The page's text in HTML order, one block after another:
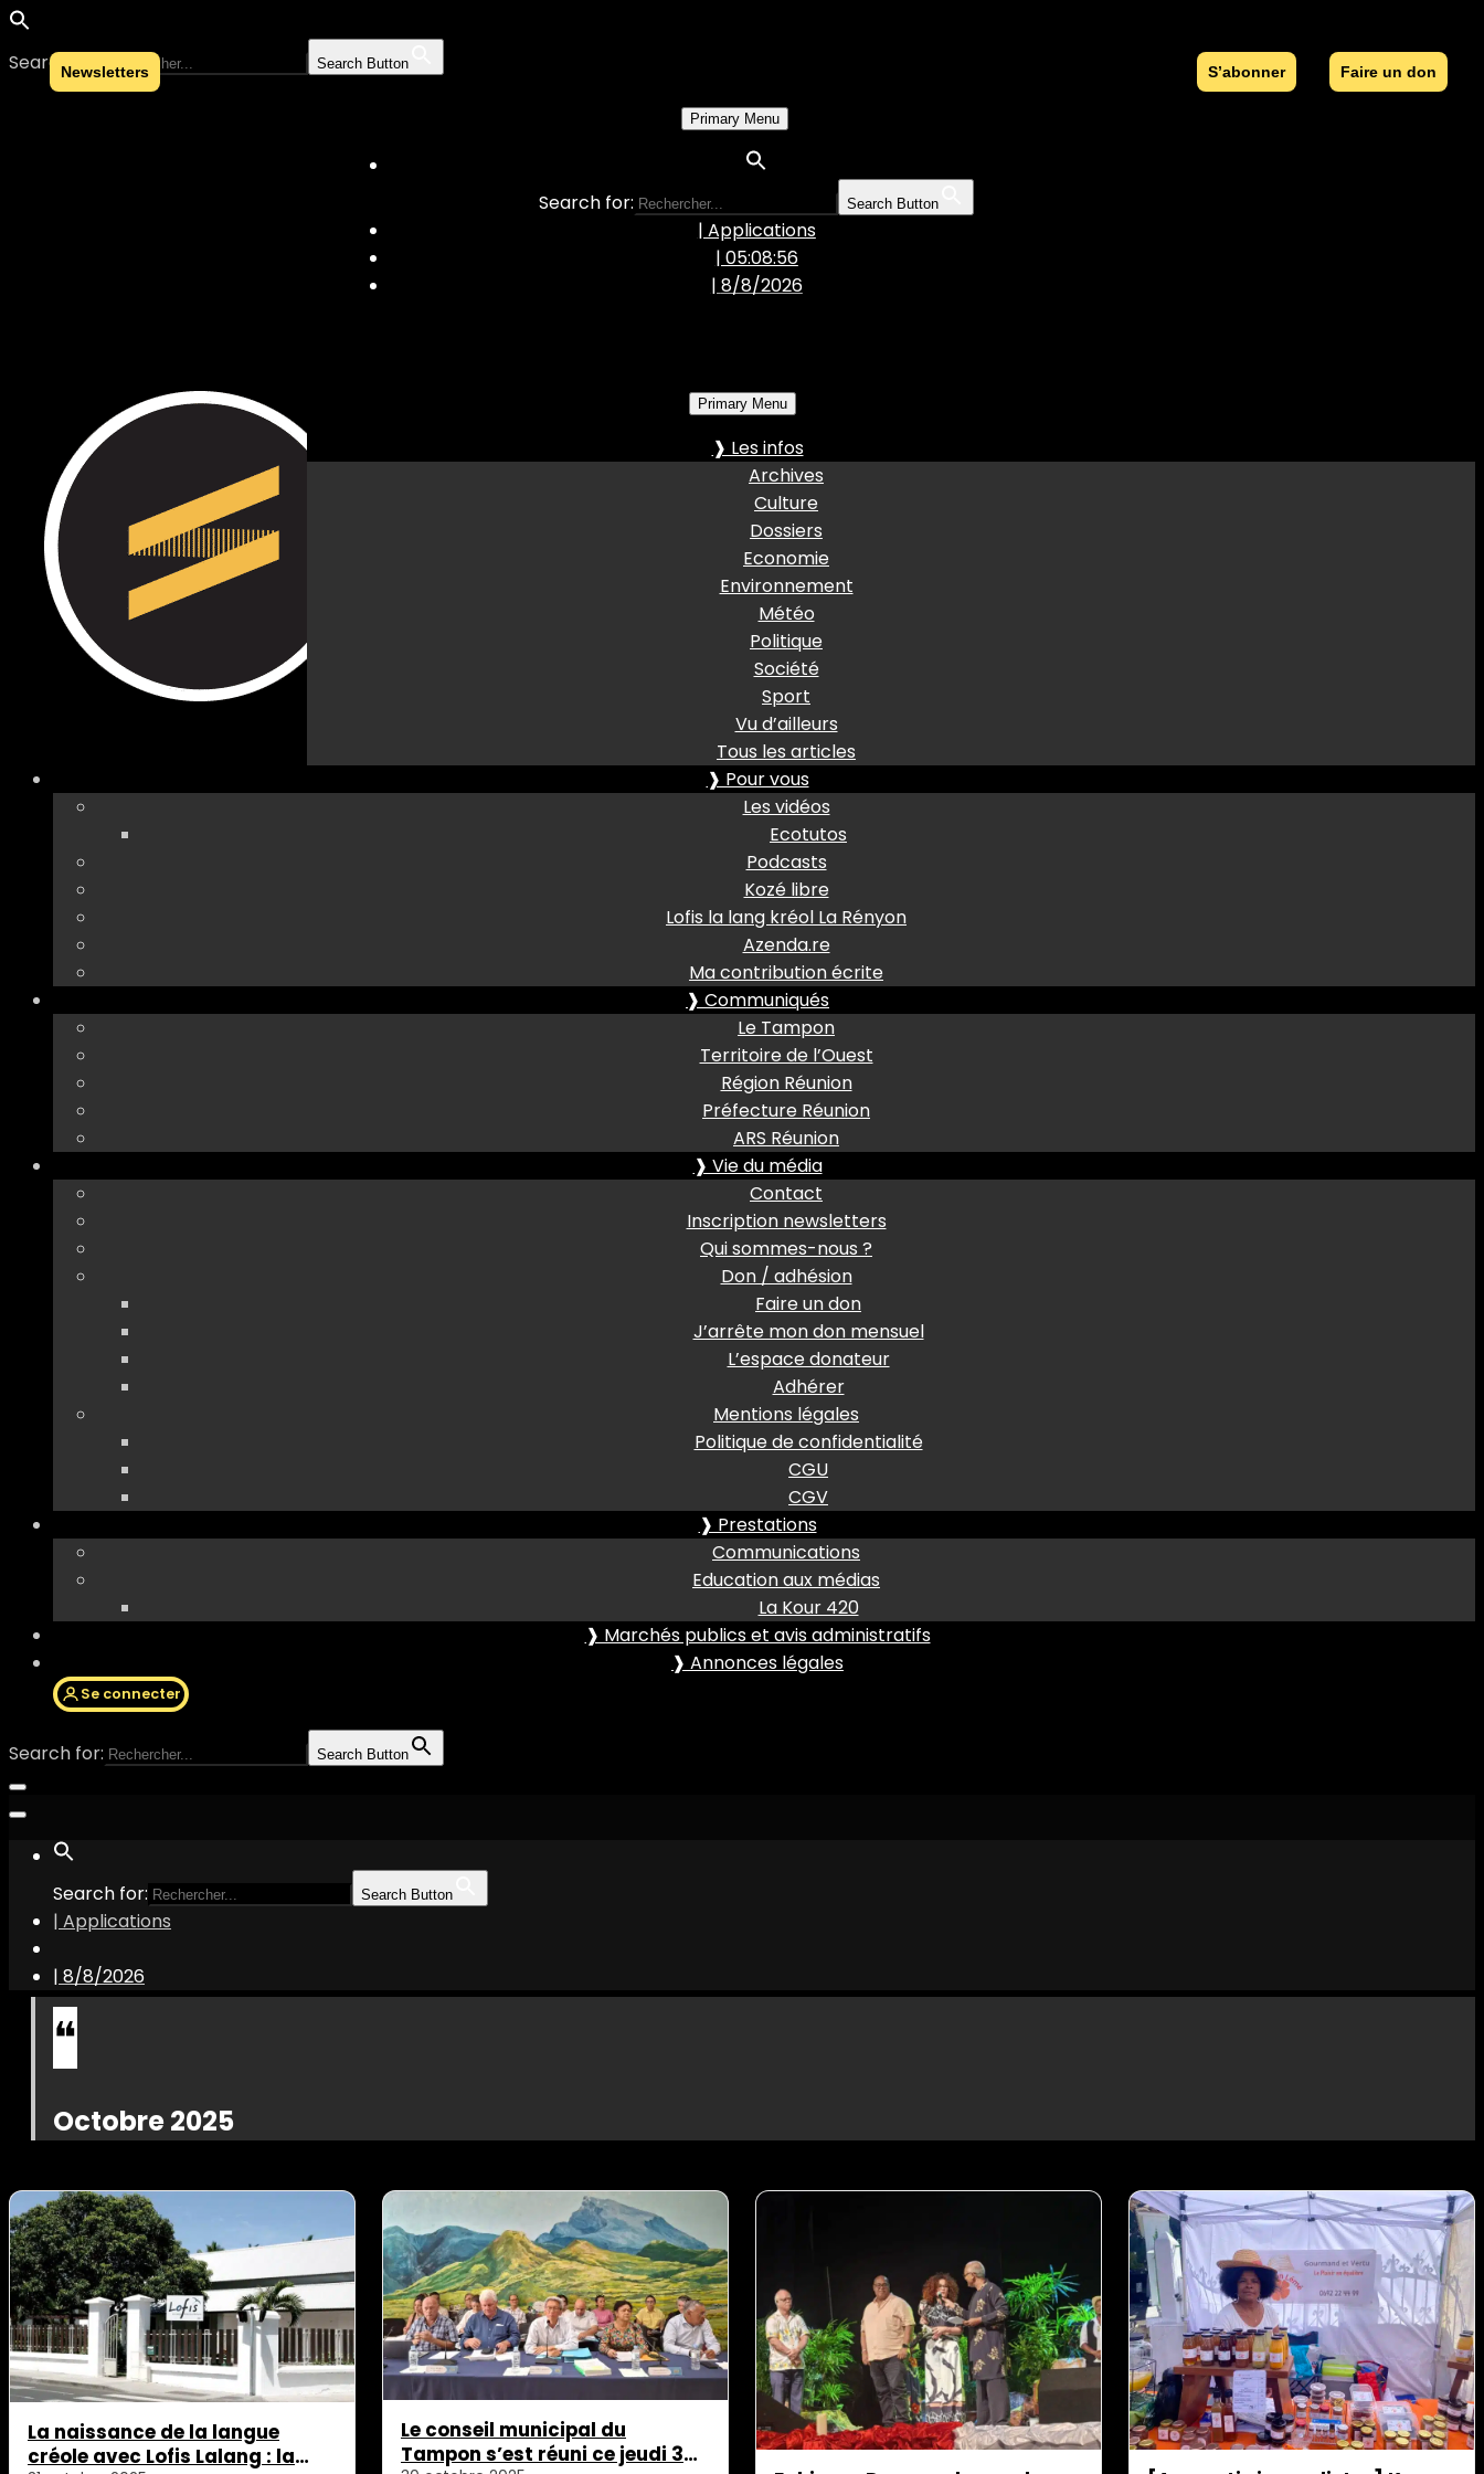
Search for: Search Button
Skip to content
Primary Menu
Search for: Search Button
| Applications
| 05:08:57
| 8/8/2026
Primary Menu
❱ Les infos
Archives
Culture
Dossiers
Economie
Environnement
Météo
Politique
Société
Sport
Vu d’ailleurs
Tous les articles
❱ Pour vous
Les vidéos
Ecotutos
Podcasts
Kozé libre
Lofis la lang kréol La Rényon
Azenda.re
Ma contribution écrite
❱ Communiqués
Le Tampon
Territoire de l’Ouest
Région Réunion
Préfecture Réunion
ARS Réunion
❱ Vie du média
Contact
Inscription newsletters
Qui sommes-nous ?
Don / adhésion
Faire un don
J’arrête mon don mensuel
L’espace donateur
Adhérer
Mentions légales
Politique de confidentialité
CGU
CGV
❱ Prestations
Communications
Education aux médias
La Kour 420
❱ Marchés publics et avis administratifs
❱ Annonces légales
Se connecter
Search for: Search Button
Search for: Search Button
| Applications
| 8/8/2026
Octobre 2025
La naissance de la langue
créole avec Lofis Lalang : la
Le conseil municipal du
Tampon s’est réuni ce jeudi 30
S’abonner Faire un don
Newsletters